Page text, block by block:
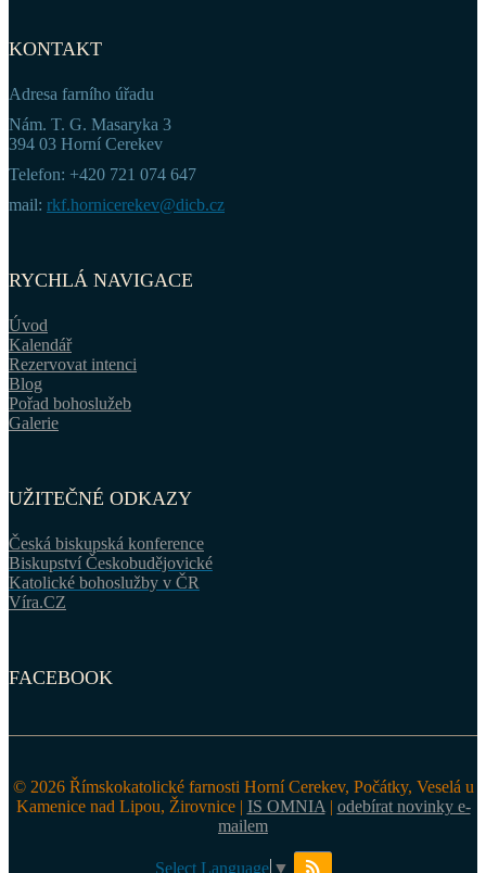
KONTAKT
Adresa farního úřadu
Nám. T. G. Masaryka 3
394 03 Horní Cerekev
Telefon: +420 721 074 647
mail: rkf.hornicerekev@dicb.cz
RYCHLÁ NAVIGACE
Úvod
Kalendář
Rezervovat intenci
Blog
Pořad bohoslužeb
Galerie
UŽITEČNÉ ODKAZY
Česká biskupská konference
Biskupství Českobudějovické
Katolické bohoslužby v ČR
Víra.CZ
FACEBOOK
© 2026 Římskokatolické farnosti Horní Cerekev, Počátky, Veselá u
Kamenice nad Lipou, Žirovnice | IS OMNIA | odebírat novinky e-
mailem
Select Language ▼